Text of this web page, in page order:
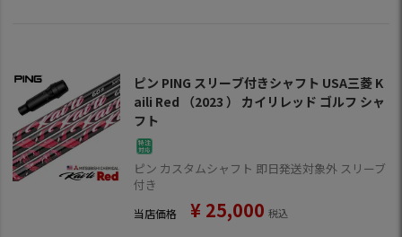
ピン PING スリーブ付きシャフト USA三菱 K
aili Red （2023 ） カイリレッド ゴルフ シャ
フト
ピン カスタムシャフト 即日発送対象外 スリーブ
付き
当店価格 ¥ 25,000 税込